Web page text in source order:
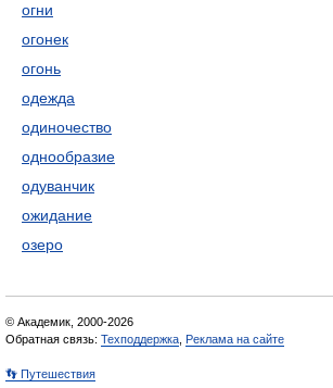
огни
огонек
огонь
одежда
одиночество
однообразие
одуванчик
ожидание
озеро
© Академик, 2000-2026
Обратная связь: Техподдержка Реклама на сайте
👣 Путешествия